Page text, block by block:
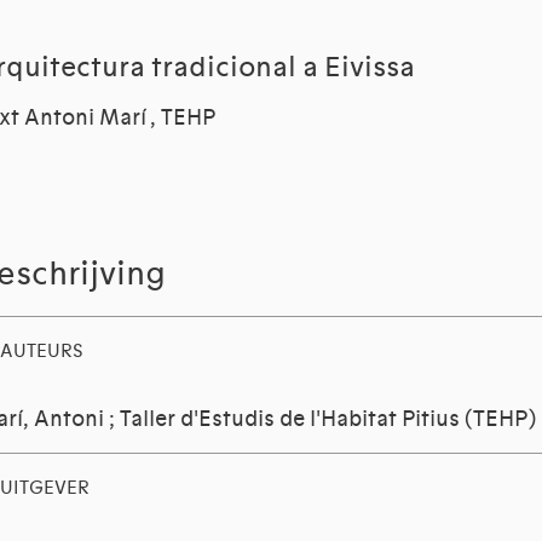
tradicional a Eivissa
Antoni Marí , TEHP
AUTEURS
Antoni ; Taller d'Estudis de l'Habitat Pitius (TEHP)
UITGEVER